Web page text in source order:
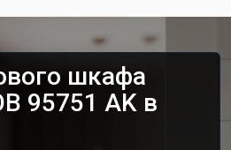
шкафа
95751 AK в